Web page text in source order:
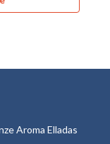
Aroma Elladas